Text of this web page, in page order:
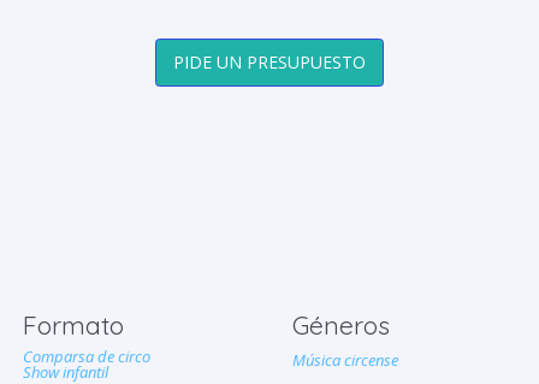
PIDE UN PRESUPUESTO
Formato
Comparsa de circo
Show infantil
Géneros
Música circense